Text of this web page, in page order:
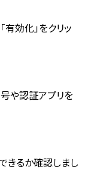
効化」をクリッ
や認証アプリを
きるか確認しまし